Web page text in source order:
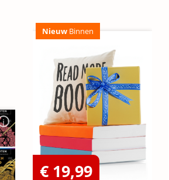
Nieuw Binnen
€ 19,99